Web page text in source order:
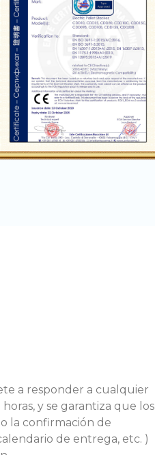
a responder a cualquier
y se garantiza que los
la confirmación de
de entrega, etc. )